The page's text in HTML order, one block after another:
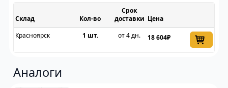
Склад
Срок
доставки Цена
Красноярск
1 шт. от 4 дн. 18 604₽
Аналоги